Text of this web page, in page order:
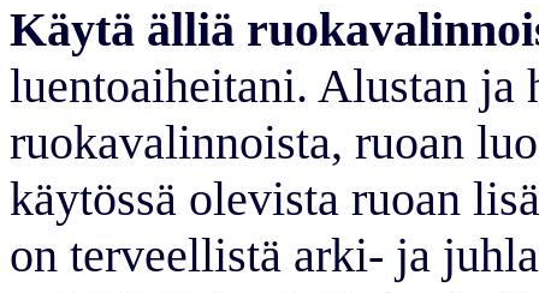
Käytä älliä
luentoaiheitani. Alustan ja
ruokavalinnoista, ruoan
käytössä olevista ruoan
on terveellistä arki- ja